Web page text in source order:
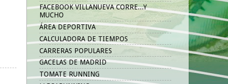
FACEBOOK VILLANUEVA CORRE...Y
MUCHO
ÁREA DEPORTIVA
CALCULADORA DE TIEMPOS
CARRERAS POPULARES
GACELAS DE MADRID
TOMATE RUNNING